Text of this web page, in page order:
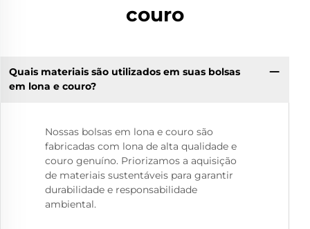
couro
Quais materiais são utilizados em suas bolsas
em lona e couro?
Nossas bolsas em lona e couro são
fabricadas com lona de alta qualidade e
couro genuíno. Priorizamos a aquisição
de materiais sustentáveis para garantir
durabilidade e responsabilidade
ambiental.